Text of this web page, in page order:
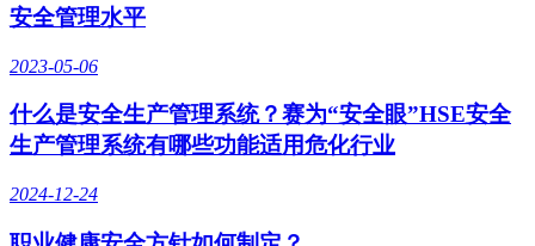
安全管理水平
2023-05-06
什么是安全生产管理系统？赛为“安全眼”HSE安全
生产管理系统有哪些功能适用危化行业
2024-12-24